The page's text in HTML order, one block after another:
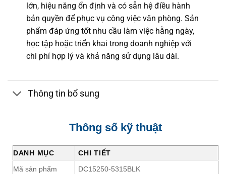
lớn, hiệu năng ổn định và có sẵn hệ điều hành
bản quyền để phục vụ công việc văn phòng. Sản
phẩm đáp ứng tốt nhu cầu làm việc hằng ngày,
học tập hoặc triển khai trong doanh nghiệp với
chi phí hợp lý và khả năng sử dụng lâu dài.
Thông tin bổ sung
Thông số kỹ thuật
DANH MỤC
CHI TIẾT
Mã sản phẩm
DC15250-5315BLK